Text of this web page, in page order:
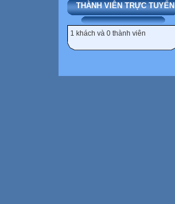
THÀNH VIÊN TRỰC TUYẾN
1 khách và 0 thành viên